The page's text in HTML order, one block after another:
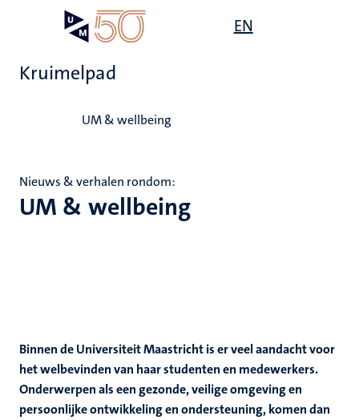
EN
Kruimelpad
UM & wellbeing
UM & wellbeing
Nieuws & verhalen rondom:
Binnen de Universiteit Maastricht is er veel aandacht voor
het welbevinden van haar studenten en medewerkers.
Onderwerpen als een gezonde, veilige omgeving en
persoonlijke ontwikkeling en ondersteuning, komen dan